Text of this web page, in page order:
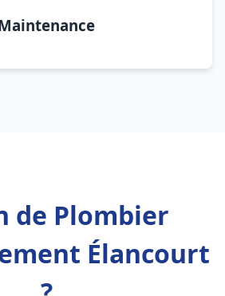
de Plombier
Élancourt